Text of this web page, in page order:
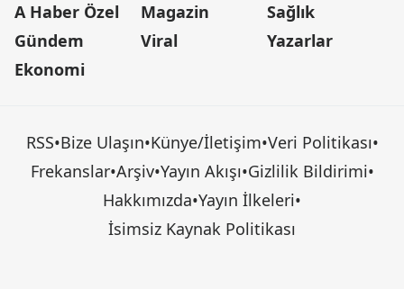
A Haber Özel
Gündem
Ekonomi
Magazin
Viral
Sağlık
Yazarlar
RSS•Bize Ulaşın•Künye/İletişim•Veri Politikası•
Frekanslar•Arşiv•Yayın Akışı•Gizlilik Bildirimi•
Hakkımızda•Yayın İlkeleri•
İsimsiz Kaynak Politikası